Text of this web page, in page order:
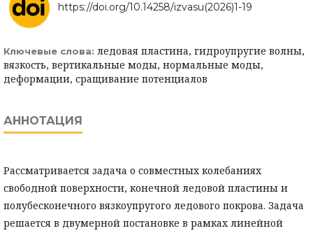
https://doi.org/10.14258/izvasu(2026)1-19
Ключевые слова: ледовая пластина, гидроупругие волны,
вязкость, вертикальные моды, нормальные моды,
деформации, сращивание потенциалов
АННОТАЦИЯ
Рассматривается задача о совместных колебаниях
свободной поверхности, конечной ледовой пластины и
полубесконечного вязкоупругого ледового покрова. Задача
решается в двумерной постановке в рамках линейной